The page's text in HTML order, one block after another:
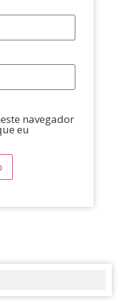
navegador
eu